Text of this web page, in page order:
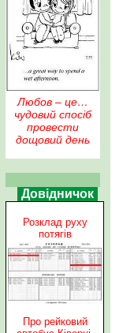
Любов – це…
чудовий спосіб
провести
дощовий день
Довідничок
Розклад руху
потягів
Про рейковий